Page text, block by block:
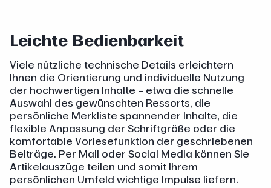
Leichte Bedienbarkeit
Viele nützliche technische Details erleichtern
Ihnen die Orientierung und individuelle Nutzung
der hochwertigen Inhalte – etwa die schnelle
Auswahl des gewünschten Ressorts, die
persönliche Merkliste spannender Inhalte, die
flexible Anpassung der Schriftgröße oder die
komfortable Vorlesefunktion der geschriebenen
Beiträge. Per Mail oder Social Media können Sie
Artikelauszüge teilen und somit Ihrem
persönlichen Umfeld wichtige Impulse liefern.